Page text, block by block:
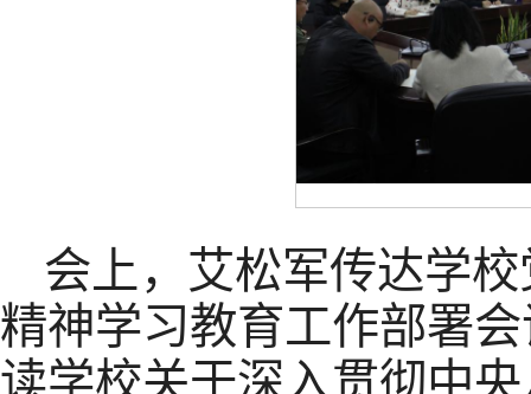
会上，艾松军传达学
精神学习教育工作部署
读学校关于深入贯彻中